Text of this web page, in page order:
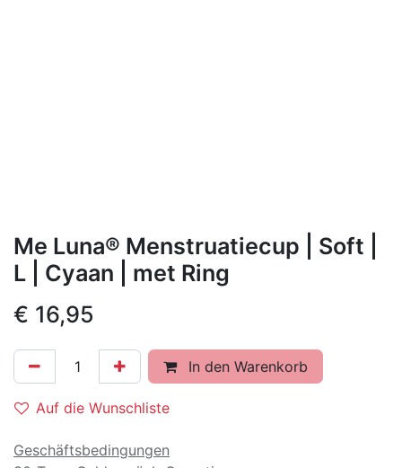
Me Luna® Menstruatiecup | Soft |
L | Cyaan | met Ring
€ 16,95
In den Warenkorb
Auf die Wunschliste
Geschäftsbedingungen